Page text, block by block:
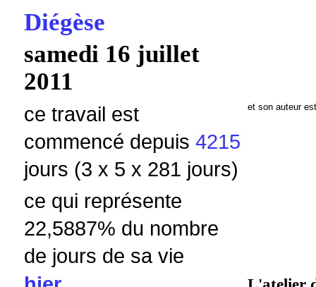
Diégèse
samedi 16 juillet
2011
ce travail est
commencé depuis 4215
jours (3 x 5 x 281 jours)
et son auteur
ce qui représente
22,5887% du nombre
de jours de sa vie